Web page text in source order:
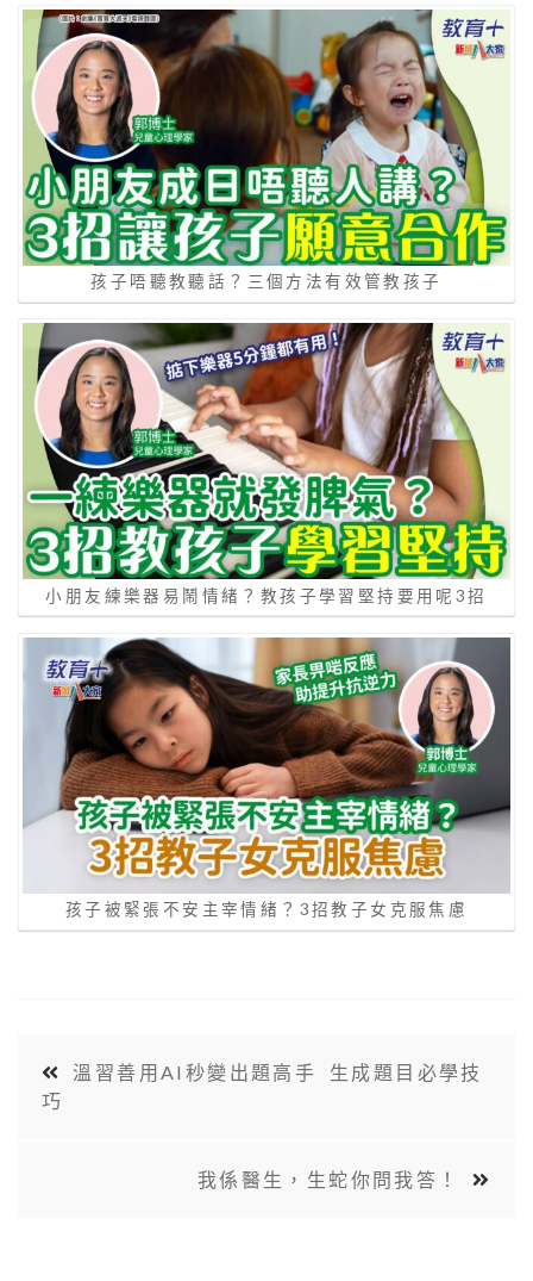
孩子唔聽教聽話？三個方法有效管教孩子
小朋友練樂器易鬧情緒？教孩子學習堅持要用呢3招
孩子被緊張不安主宰情緒？3招教子女克服焦慮
溫習善用AI秒變出題高手 生成題目必學技
巧
我係醫生，生蛇你問我答！